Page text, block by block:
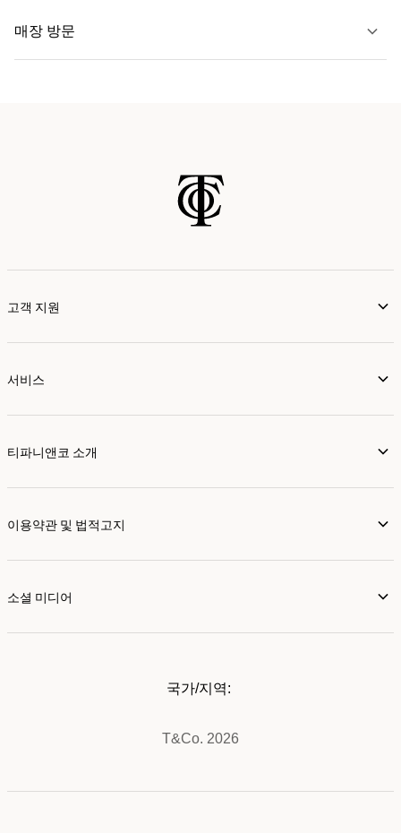
자세히 보기
매장 방문
고객 지원
서비스
티파니앤코 소개
이용약관 및 법적고지
소셜 미디어
T&Co. 2026
국가/지역: